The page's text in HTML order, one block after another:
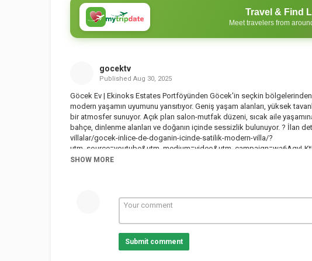
Travel & Find
Meet travelers from
gocektv
Published Aug 30, 2025
Göcek Ev | Ekinoks Estates Portföyünden Göcek'in seçkin
modern yaşamın uyumunu yansıtıyor. Geniş yaşam alanları, yüksek
bir atmosfer sunuyor. Açık plan salon-mutfak düzeni, sıcak aile
bahçe, dinlenme alanları ve doğanın içinde sessizlik bulunuyor. ? İlan
villalar/gocek-inlice-de-doganin-icinde-satilik-modern-villa/?
| Göcek, Muğla – Türkiye Web:
https://instagram.com/equinox.estatesBu kanalda sadece ev değil,
#EquinoxEstates #GöcekEmlak #FethiyeVilla
Göcek
SHOW MORE
Submit comment